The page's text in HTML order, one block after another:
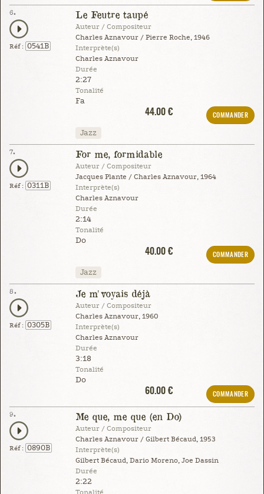
6.
Réf : 0541B
Le Feutre taupé
Auteur / Compositeur
Charles Aznavour / Pierre Roche, 1946
Interprète(s)
Charles Aznavour
Durée
2:27
Tonalité
Fa
44.00 €
COMMANDER
Jazz
7.
Réf : 0311B
For me, formidable
Auteur / Compositeur
Jacques Plante / Charles Aznavour, 1964
Interprète(s)
Charles Aznavour
Durée
2:14
Tonalité
Do
40.00 €
COMMANDER
Jazz
8.
Réf : 0305B
Je m'voyais déjà
Auteur / Compositeur
Charles Aznavour, 1960
Interprète(s)
Charles Aznavour
Durée
3:18
Tonalité
Do
60.00 €
COMMANDER
9.
Réf : 0890B
Me que, me que (en Do)
Auteur / Compositeur
Charles Aznavour / Gilbert Bécaud, 1953
Interprète(s)
Gilbert Bécaud, Dario Moreno, Joe Dassin
Durée
2:22
Tonalité